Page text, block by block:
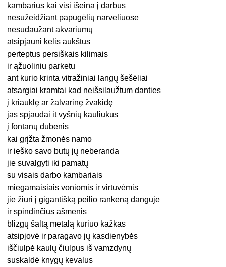
kambarius kai visi išeina į darbus
nesužeidžiant papūgėlių narveliuose
nesudaužant akvariumų
atsipjauni kelis aukštus
perteptus persiškais kilimais
ir ąžuoliniu parketu
ant kurio krinta vitražiniai langų šešėliai
atsargiai kramtai kad neišsilaužtum danties
į kriauklę ar žalvarinę žvakidę
jas spjaudai it vyšnių kauliukus
į fontanų dubenis
kai grįžta žmonės namo
ir ieško savo butų jų neberanda
jie suvalgyti iki pamatų
su visais darbo kambariais
miegamaisiais voniomis ir virtuvėmis
jie žiūri į gigantišką peilio rankeną danguje
ir spindinčius ašmenis
blizgų šaltą metalą kuriuo kažkas
atsipjovė ir paragavo jų kasdienybės
iščiulpė kaulų čiulpus iš vamzdynų
suskaldė knygų kevalus